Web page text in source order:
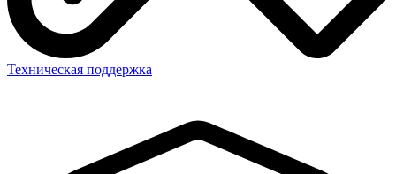
Техническая поддержка